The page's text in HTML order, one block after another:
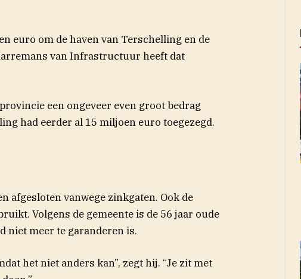
euro om de haven van Terschelling en de
van Infrastructuur heeft dat
een ongeveer even groot bedrag
had eerder al 15 miljoen euro toegezegd.
afgesloten vanwege zinkgaten. Ook de
Volgens de gemeente is de 56 jaar oude
niet meer te garanderen is.
het niet anders kan”, zegt hij. “Je zit met